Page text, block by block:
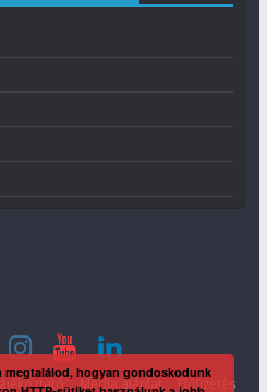
Média ajánlat Előfizetés
hogyan gondoskodunk